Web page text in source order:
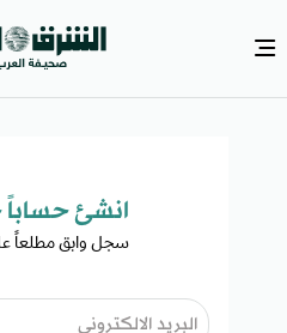
انشئ
سجل وابق مطلعاً على